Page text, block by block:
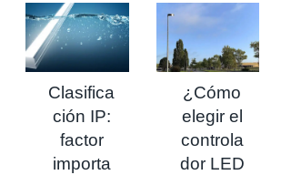
Clasifica
ción IP:
factor
importa
¿Cómo
elegir el
controla
dor LED